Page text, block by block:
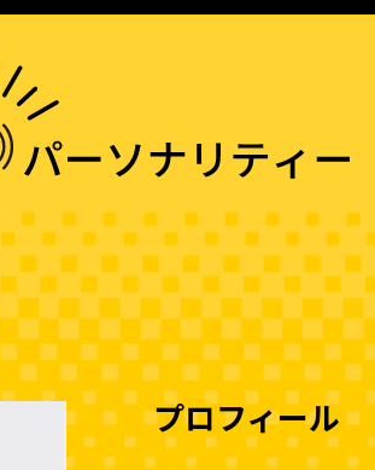
プロフィール